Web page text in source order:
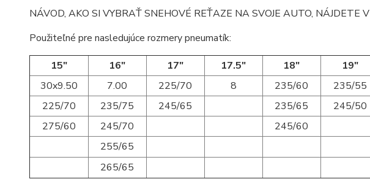
NÁVOD, AKO SI VYBRAŤ SNEHOVÉ REŤAZE NA SVOJE AUTO, NÁJDETE V
Použiteľné pre nasledujúce rozmery pneumatík:
15" 16" 17" 17.5" 18"
19"
30x9.50
7.00 225/70 8 235/60
235/55
225/70
235/75 245/65 235/65
245/50
275/60
245/70
245/60
255/65
265/65